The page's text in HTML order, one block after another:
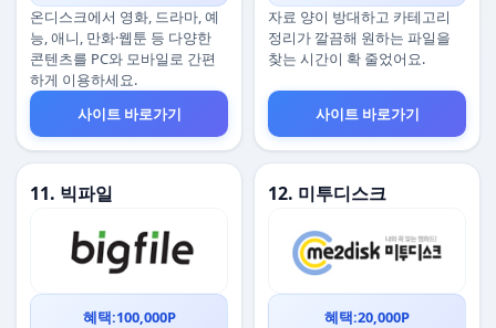
온디스크에서 영화, 드라마, 예
능, 애니, 만화·웹툰 등 다양한
콘텐츠를 PC와 모바일로 간편
하게 이용하세요.
사이트 바로가기
자료 양이 방대하고 카테고리
정리가 깔끔해 원하는 파일을
찾는 시간이 확 줄었어요.
사이트 바로가기
11. 빅파일
혜택:100,000P
12. 미투디스크
혜택:20,000P